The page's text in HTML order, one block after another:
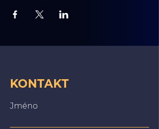
KONTAKT
Jméno